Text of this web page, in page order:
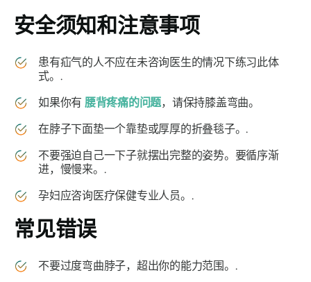
安全须知和注意事项
患有疝气的人不应在未咨询医生的情况下练习此体
式。.
如果你有 腰背疼痛的问题，请保持膝盖弯曲。
在脖子下面垫一个靠垫或厚厚的折叠毯子。.
不要强迫自己一下子就摆出完整的姿势。要循序渐
进，慢慢来。.
孕妇应咨询医疗保健专业人员。.
常见错误
不要过度弯曲脖子，超出你的能力范围。.